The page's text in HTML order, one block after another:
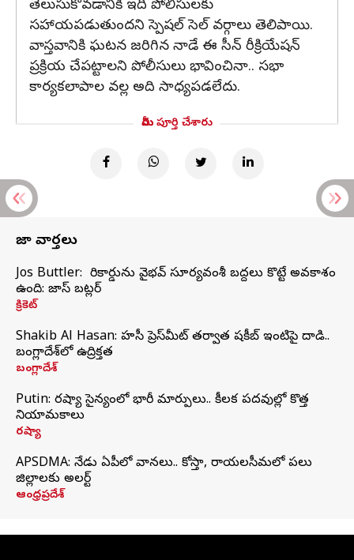
తెలుసుకోవడానికి ఇది పోలీసులకు
సహాయపడుతుందని స్పెషల్ సెల్ వర్గాలు తెలిపాయి.
వాస్తవానికి ఘటన జరిగిన నాడే ఈ సీన్‌ రీక్రియేషన్‌
ప్రక్రియ చేపట్టాలని పోలీసులు భావించినా.. సభా
కార్యకలాపాల వల్ల అది సాధ్యపడలేదు.
మీరు పూర్తి చేశారు
తాజా వార్తలు
Jos Buttler: నా రికార్డును వైభవ్ సూర్యవంశీ బద్దలు కొట్టే అవకాశం
ఉంది: జాస్ బట్లర్
క్రికెట్
Shakib Al Hasan: హసీనా ప్రెస్‌మీట్‌ తర్వాత షకీబ్‌ ఇంటిపై దాడి..
బంగ్లాదేశ్‌లో ఉద్రిక్తత
బంగ్లాదేశ్
Putin: రష్యా సైన్యంలో భారీ మార్పులు.. కీలక పదవుల్లో కొత్త
నియామకాలు
రష్యా
APSDMA: నేడు ఏపీలో వానలు.. కోస్తా, రాయలసీమలో పలు
జిల్లాలకు అలర్ట్
ఆంధ్రప్రదేశ్